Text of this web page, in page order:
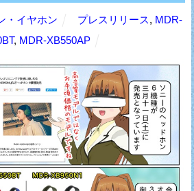
・イヤホン プレスリリース, MDR-
, MDR-XB550AP